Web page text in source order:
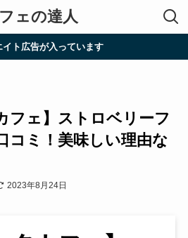
ェの達人
イト広告が入っています
フェ】ストロベリーフ
コミ！美味しい理由な
2023年8月24日